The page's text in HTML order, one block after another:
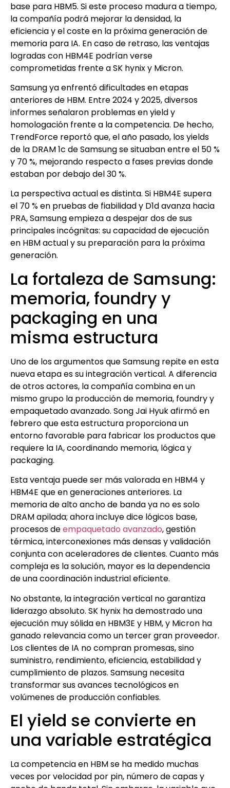
base para HBM5. Si este proceso madura a tiempo,
la compañía podrá mejorar la densidad, la
eficiencia y el coste en la próxima generación de
memoria para IA. En caso de retraso, las ventajas
logradas con HBM4E podrían verse
comprometidas frente a SK hynix y Micron.
Samsung ya enfrentó dificultades en etapas
anteriores de HBM. Entre 2024 y 2025, diversos
informes señalaron problemas en yield y
homologación frente a la competencia. De hecho,
TrendForce reportó que, el año pasado, los yields
de la DRAM 1c de Samsung se situaban entre el 50 %
y 70 %, mejorando respecto a fases previas donde
estaban por debajo del 30 %.
La perspectiva actual es distinta. Si HBM4E supera
el 70 % en pruebas de fiabilidad y D1d avanza hacia
PRA, Samsung empieza a despejar dos de sus
principales incógnitas: su capacidad de ejecución
en HBM actual y su preparación para la próxima
generación.
La fortaleza de Samsung:
memoria, foundry y
packaging en una
misma estructura
Uno de los argumentos que Samsung repite en esta
nueva etapa es su integración vertical. A diferencia
de otros actores, la compañía combina en un
mismo grupo la producción de memoria, foundry y
empaquetado avanzado. Song Jai Hyuk afirmó en
febrero que esta estructura proporciona un
entorno favorable para fabricar los productos que
requiere la IA, coordinando memoria, lógica y
packaging.
Esta ventaja puede ser más valorada en HBM4 y
HBM4E que en generaciones anteriores. La
memoria de alto ancho de banda ya no es solo
DRAM apilada; ahora incluye dice lógicos base,
procesos deempaquetado avanzado, gestión
térmica, interconexiones más densas y validación
conjunta con aceleradores de clientes. Cuanto más
compleja es la solución, mayor es la dependencia
de una coordinación industrial eficiente.
No obstante, la integración vertical no garantiza
liderazgo absoluto. SK hynix ha demostrado una
ejecución muy sólida en HBM3E y HBM, y Micron ha
ganado relevancia como un tercer gran proveedor.
Los clientes de IA no compran promesas, sino
suministro, rendimiento, eficiencia, estabilidad y
cumplimiento de plazos. Samsung necesita
transformar sus avances tecnológicos en
volúmenes de producción confiables.
El yield se convierte en
una variable estratégica
La competencia en HBM se ha medido muchas
veces por velocidad por pin, número de capas y